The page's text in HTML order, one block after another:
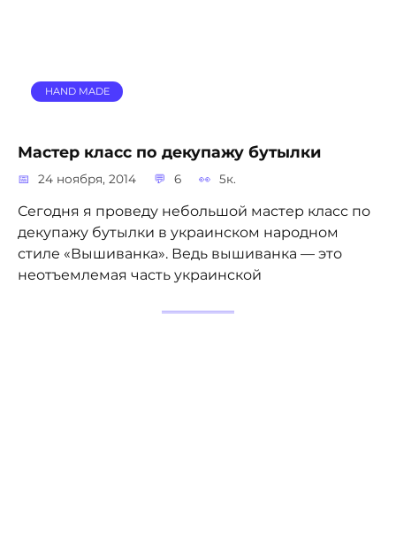
HAND MADE
Мастер класс по декупажу бутылки
24 ноября, 2014 6 5к.
Сегодня я проведу небольшой мастер класс по
декупажу бутылки в украинском народном
стиле «Вышиванка». Ведь вышиванка — это
неотъемлемая часть украинской